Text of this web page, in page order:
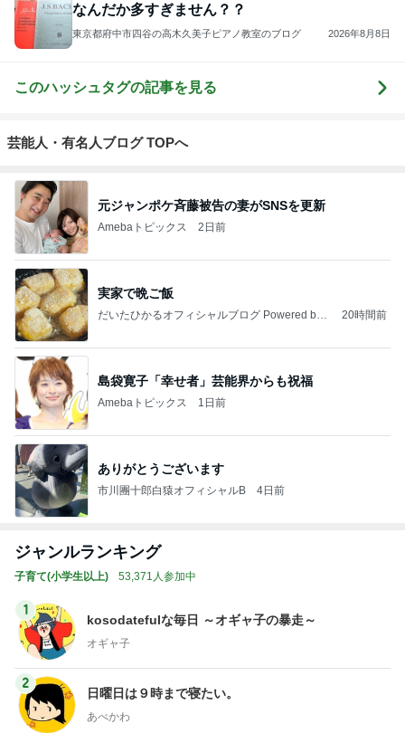
なんだか多すぎません？？
東京都府中市四谷の高木久美子ピアノ教室のブログ 2026年8月8日
このハッシュタグの記事を見る
芸能人・有名人ブログ TOPへ
元ジャンポケ斉藤被告の妻がSNSを更新
Amebaトピックス 2日前
実家で晩ご飯
だいたひかるオフィシャルブログ Powered by
20時間前
島袋寛子「幸せ者」芸能界からも祝福
Amebaトピックス 1日前
ありがとうございます
市川團十郎白猿オフィシャルB 4日前
ジャンルランキング
子育て(小学生以上) 53,371人参加中
1
kosodatefulな毎日 ～オギャ子の暴走～
オギャ子
2
日曜日は９時まで寝たい。
あべかわ